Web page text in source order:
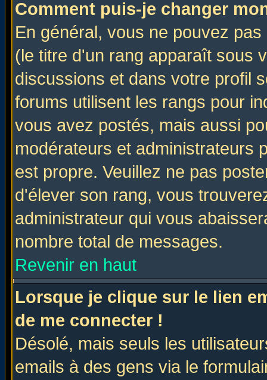
Comment puis-je changer
En général, vous ne pouvez
(le titre d'un rang apparaît sous
discussions et dans votre profil
forums utilisent les rangs pour
vous avez postés, mais aussi
modérateurs et administrateurs
est propre. Veuillez ne pas
d'élever son rang, vous
administrateur qui vous
nombre total de messages.
Revenir en haut
Lorsque je clique sur le lien
de me connecter !
Désolé, mais seuls les
emails à des gens via le